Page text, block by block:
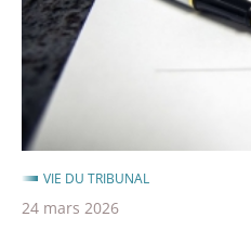
guide
de
bonnes
pratiques
pour
présentation
VIE DU TRIBUNAL
24 mars 2026